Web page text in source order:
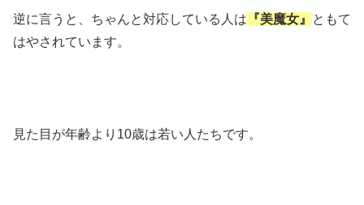
逆に言うと、ちゃんと対応している人は 『美魔女』
ともて
はやされています。
見た目が年齢より10歳は若い人たちです。